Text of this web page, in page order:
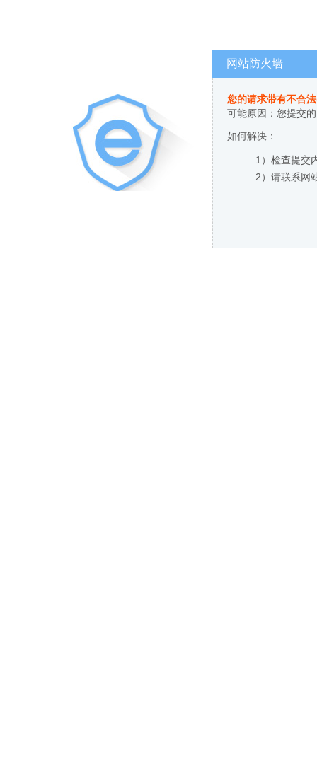
网站防火墙
您的请求带有不合
可能原因：您提交
如何解决：
1）检查提交
2）请联系网